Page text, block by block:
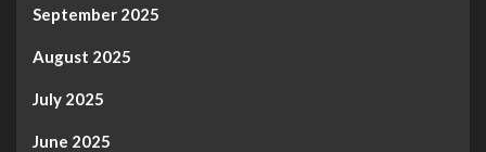
September 2025
August 2025
July 2025
June 2025